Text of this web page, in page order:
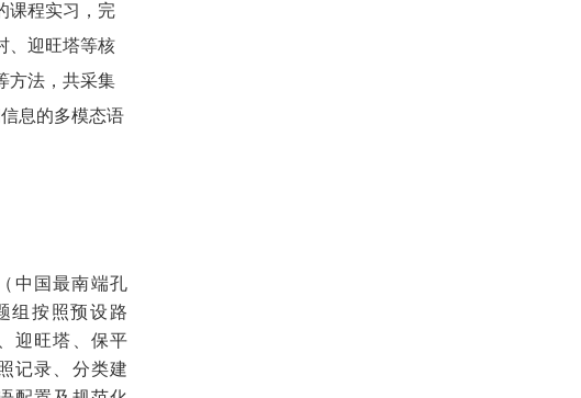
课程实习，完
、迎旺塔等核
方法，共采集
息的多模态语
中国最南端孔
组按照预设路
迎旺塔、保平
记录、分类建